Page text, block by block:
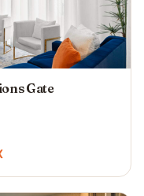
Gate